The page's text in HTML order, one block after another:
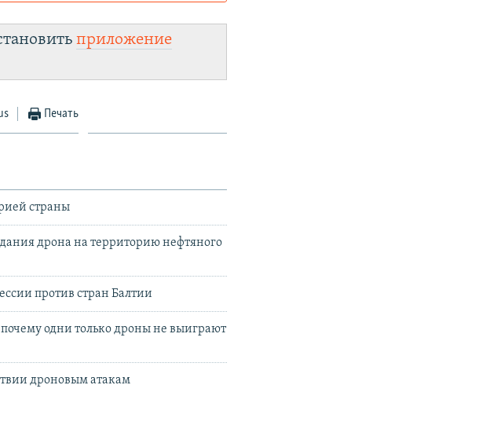
приложение
Печать
страны
дрона на территорию нефтяного
против стран Балтии
одни только дроны не выиграют
дроновым атакам